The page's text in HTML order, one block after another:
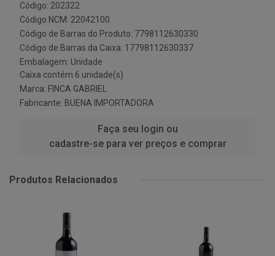
Código: 202322
Código NCM: 22042100
Código de Barras do Produto: 7798112630330
Código de Barras da Caixa: 17798112630337
Embalagem: Unidade
Caixa contém 6 unidade(s)
Marca: FINCA GABRIEL
Fabricante: BUENA IMPORTADORA
Faça seu login ou
cadastre-se para ver preços e comprar
Produtos Relacionados